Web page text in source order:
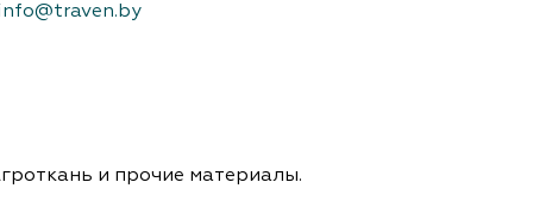
и прочие материалы.